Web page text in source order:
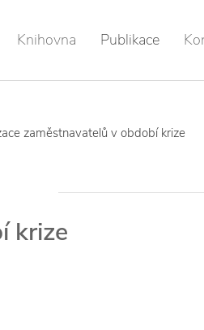
Knihovna Publikace
zaměstnavatelů v období krize
krize